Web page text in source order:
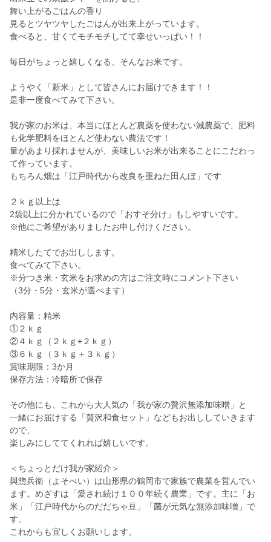
舞い上がるごはんの香り
見るとツヤツヤしたごはんが出来上がっています。
食べると、甘くてモチモチしてて幸せいっぱい！！
毎日がちょっと嬉しくなる、そんなお米です。
ようやく「新米」として皆さんにお届けできます！！
是非一度食べてみて下さい。
我が家のお米は、本当にほとんど農薬を使わない減農薬で、肥料
も化学肥料をほとんど使わない農法です！
量があまり採れませんが、美味しいお米が出来ることにこだわっ
て作っています。
もちろん畑は「江戸時代から改良を重ねた田んぼ」です
２ｋｇ以上は
2袋以上に分かれているので「おすそ分け」もしやすいです。
※他にご希望がありましたお申し付けください。
精米したてでお出しします。
食べてみて下さい。
※分つき米・玄米をお求めの方はご注文時にコメント下さい
（3分・5分・玄米が選べます）
内容量：精米
①２ｋｇ
②４ｋｇ（２ｋｇ+２ｋｇ）
③６ｋｇ（３ｋｇ＋３ｋｇ）
賞味期限：3か月
保存方法：冷暗所で保存
その他にも、これから大人気の「我が家の贅沢無添加味噌」と
一緒にお届けする「贅沢和食セット」などもお出ししていきます
ので、
楽しみにしててくれれば嬉しいです。
＜ちょっとだけ我が家紹介＞
與惣兵衛（よそべい）は山形県の鶴岡市で家族で農業を営んでい
ます。めざすは「愛され続け１００年続く農業」です。主に「お
米」「江戸時代からのだだちゃ豆」「菌が元気な無添加味噌」で
す。
これからも宜しくお願いします。